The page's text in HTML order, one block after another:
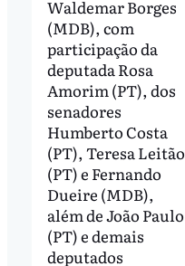
Waldemar Borges
(MDB), com
participação da
deputada Rosa
Amorim (PT), dos
senadores
Humberto Costa
(PT), Teresa Leitão
(PT) e Fernando
Dueire (MDB),
além de João Paulo
(PT) e demais
deputados